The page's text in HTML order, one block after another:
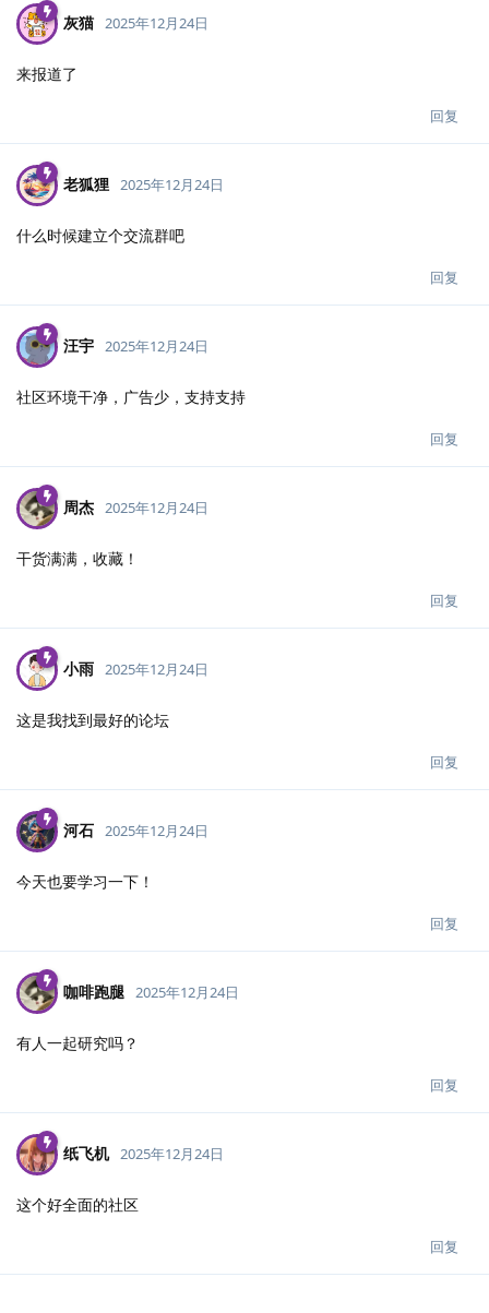
灰猫 2025年12月24日
来报道了
回复
老狐狸 2025年12月24日
什么时候建立个交流群吧
回复
汪宇 2025年12月24日
社区环境干净，广告少，支持支持
回复
周杰 2025年12月24日
干货满满，收藏！
回复
小雨 2025年12月24日
这是我找到最好的论坛
回复
河石 2025年12月24日
今天也要学习一下！
回复
咖啡跑腿 2025年12月24日
有人一起研究吗？
回复
纸飞机 2025年12月24日
这个好全面的社区
回复